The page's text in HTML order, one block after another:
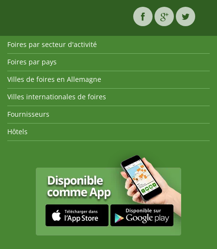
Foires par secteur d'activité
Foires par pays
Villes de foires en Allemagne
Villes internationales de foires
Fournisseurs
Hôtels